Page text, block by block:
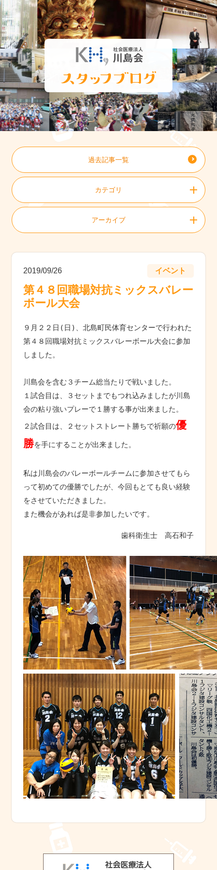
過去記事一覧
カテゴリ
アーカイブ
イベント
2019/09/26
第４８回職場対抗ミックスバレー
ボール大会
９月２２日(日)、北島町民体育センターで行われた
第４８回職場対抗ミックスバレーボール大会に参加
しました。
川島会を含む３チーム総当たりで戦いました。
１試合目は、３セットまでもつれ込みましたが川島
会の粘り強いプレーで１勝する事が出来ました。
２試合目は、２セットストレート勝ちで祈願の優
勝を手にすることが出来ました。
私は川島会のバレーボールチームに参加させてもら
って初めての優勝でしたが、今回もとても良い経験
をさせていただきました。
また機会があれば是非参加したいです。
歯科衛生士　高石和子